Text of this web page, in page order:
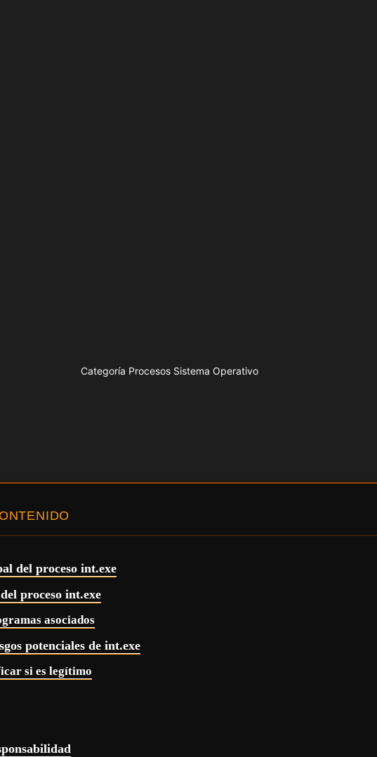
Categoría Procesos Sistema Operativo
del proceso int.exe
proceso int.exe
asociados
potenciales de int.exe
si es legítimo